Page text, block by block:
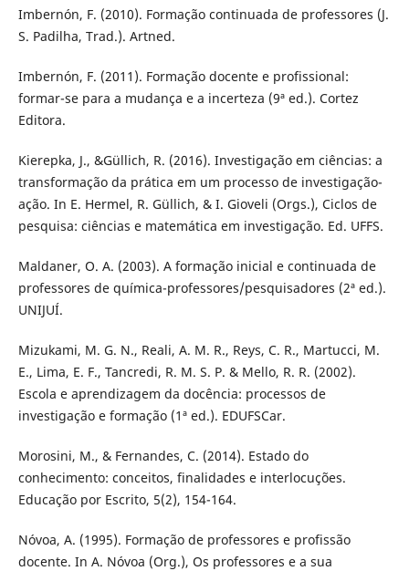
Imbernón, F. (2010). Formação continuada de professores (J.
S. Padilha, Trad.). Artned.
Imbernón, F. (2011). Formação docente e profissional:
formar-se para a mudança e a incerteza (9ª ed.). Cortez
Editora.
Kierepka, J., &Güllich, R. (2016). Investigação em ciências: a
transformação da prática em um processo de investigação-
ação. In E. Hermel, R. Güllich, & I. Gioveli (Orgs.), Ciclos de
pesquisa: ciências e matemática em investigação. Ed. UFFS.
Maldaner, O. A. (2003). A formação inicial e continuada de
professores de química-professores/pesquisadores (2ª ed.).
UNIJUÍ.
Mizukami, M. G. N., Reali, A. M. R., Reys, C. R., Martucci, M.
E., Lima, E. F., Tancredi, R. M. S. P. & Mello, R. R. (2002).
Escola e aprendizagem da docência: processos de
investigação e formação (1ª ed.). EDUFSCar.
Morosini, M., & Fernandes, C. (2014). Estado do
conhecimento: conceitos, finalidades e interlocuções.
Educação por Escrito, 5(2), 154-164.
Nóvoa, A. (1995). Formação de professores e profissão
docente. In A. Nóvoa (Org.), Os professores e a sua